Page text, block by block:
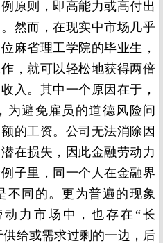
原则，即高能力或高付出
然而，在现实中市场几乎
麻省理工学院的毕业生，
，就可以轻松地获得两倍
入。其中一个原因在于，
为避免雇员的道德风险问
的工资。公司无法消除因
在损失，因此金融劳动力
子里，同一个人在金融界
不同的。更为普遍的现象
力市场中，也存在“长
给或需求过剩的一边，后